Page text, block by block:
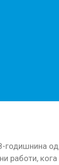
годишнина од
работи, кога